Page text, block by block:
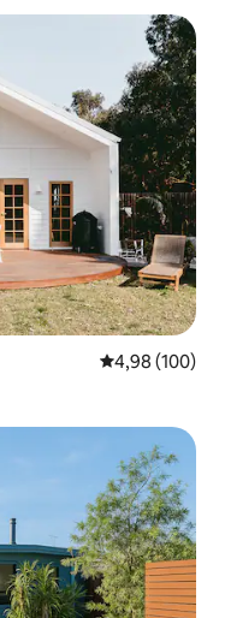
4,98 (100)